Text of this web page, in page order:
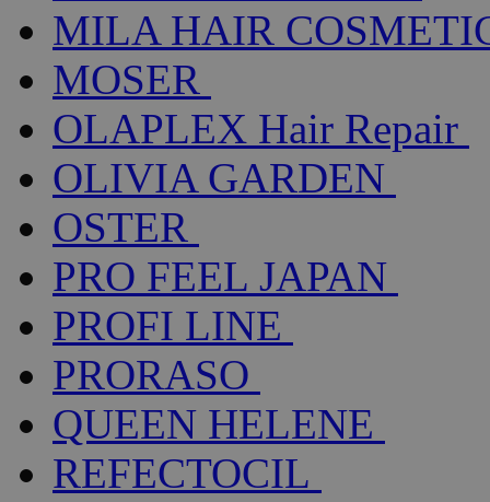
MILA HAIR
MOSER
OLAPLEX Hair Repair
OLIVIA GARDEN
OSTER
PRO FEEL JAPAN
PROFI LINE
PRORASO
QUEEN HELENE
REFECTOCIL